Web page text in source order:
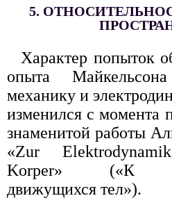
5.
Характер попыток
опыта
механику и
изменился с момента
знаменитой работы
«Zur
Korper» («К
движущихся тел»).